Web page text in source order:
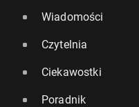
Wiadomości
Czytelnia
Ciekawostki
Poradnik